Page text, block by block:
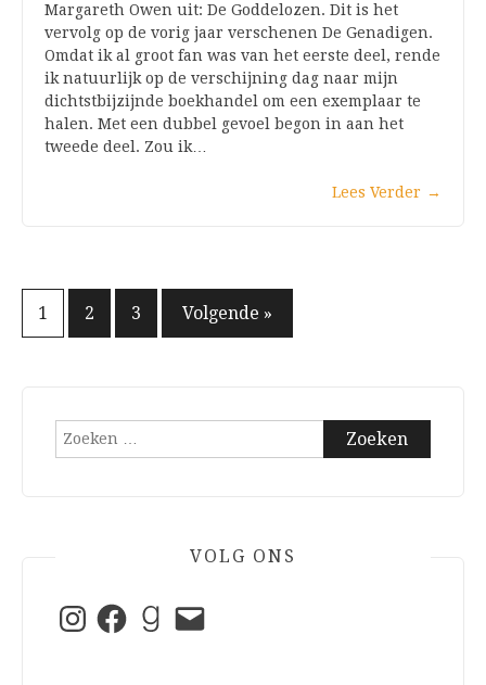
Margareth Owen uit: De Goddelozen. Dit is het
vervolg op de vorig jaar verschenen De Genadigen.
Omdat ik al groot fan was van het eerste deel, rende
ik natuurlijk op de verschijning dag naar mijn
dichtstbijzijnde boekhandel om een exemplaar te
halen. Met een dubbel gevoel begon in aan het
tweede deel. Zou ik…
Lees Verder →
Berichten
1 2 3 Volgende »
Zoeken
VOLG ONS
InstagramFacebookGoodreads
E-
mail